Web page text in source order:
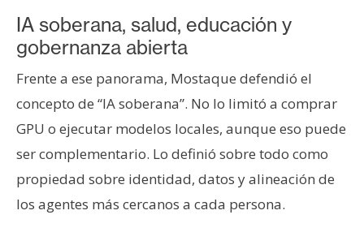
IA soberana, salud, educación y
gobernanza abierta
Frente a ese panorama, Mostaque defendió el
concepto de “IA soberana”. No lo limitó a comprar
GPU o ejecutar modelos locales, aunque eso puede
ser complementario. Lo definió sobre todo como
propiedad sobre identidad, datos y alineación de
los agentes más cercanos a cada persona.